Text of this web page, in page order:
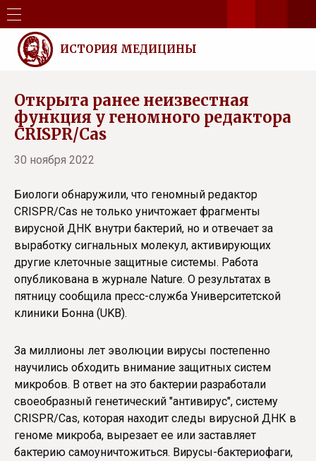
ИСТОРИЯ МЕДИЦИНЫ
Открыта ранее неизвестная
функция у геномного редактора
CRISPR/Cas
30 ноября 2022
Биологи обнаружили, что геномный редактор
CRISPR/Cas не только уничтожает фрагменты
вирусной ДНК внутри бактерий, но и отвечает за
выработку сигнальных молекул, активирующих
другие клеточные защитные системы. Работа
опубликована в журнале Nature. О результатах в
пятницу сообщила пресс-служба Университетской
клиники Бонна (UKB).
За миллионы лет эволюции вирусы постепенно
научились обходить внимание защитных систем
микробов. В ответ на это бактерии разработали
своеобразный генетический "антивирус", систему
CRISPR/Cas, которая находит следы вирусной ДНК в
геноме микроба, вырезает ее или заставляет
бактерию самоуничтожиться. Вирусы-бактериофаги,